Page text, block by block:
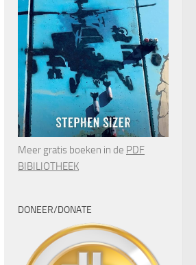
Meer gratis boeken in de PDF
BIBILIOTHEEK
DONEER/DONATE